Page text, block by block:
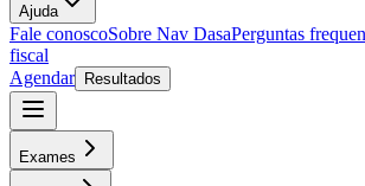
Ajuda
Fale conoscoSobre Nav DasaPerguntas
fiscal
Agendar
Resultados
Exames